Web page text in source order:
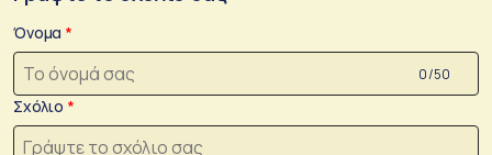
Όνομα
0 /50
Σχόλιο